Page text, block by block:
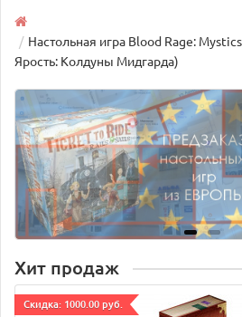
Настольная игра Blood Rage:
Ярость: Колдуны Мидгарда)
Хит продаж
Cкидка: 1000.00 руб.